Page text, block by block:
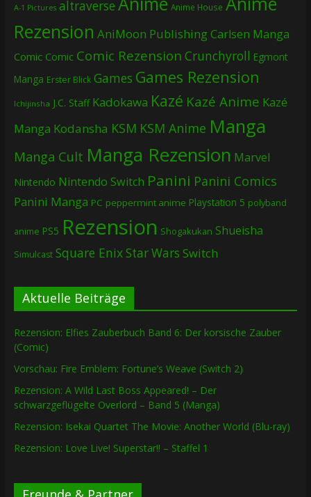
A-1 Pictures altraverse Anime House
Rezension AniMoon PublishingCarlsen Manga
Comic Comic Comic Rezension Crunchyroll Egmont
Manga Erster Blick Games Games Rezension
Ichijinsha J.C. Staff Kadokawa Kazé Kazé Anime Kazé
Manga Kodansha KSM KSM Anime Manga
Manga Cult Manga Rezension Marvel
Nintendo Nintendo Switch Panini Panini Comics
Panini Manga PC peppermint anime Playstation 5 polyband
anime PS5 Rezension Shogakukan Shueisha
Simulcast Square EnixStar Wars Switch
Aktuelle Beiträge
Rezension: Elfies Zauberbuch Band 6: Der korsische Zauber
(Comic)
Vorschau: Fire Emblem: Fortune’s Weave (Switch 2)
Rezension: A Wild Last Boss Appeared! – Der
schwarzgeflügelte Overlord – Band 5 (Manga)
Rezension: Isekai Quartet The Movie: Another World (Blu-ray)
Rezension: Love Live! Superstar!! – Staffel 1